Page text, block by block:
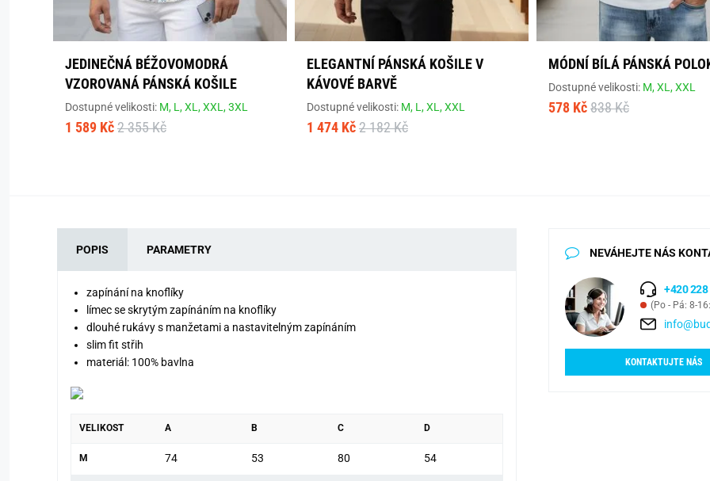
JEDINEČNÁ BÉŽOVOMODRÁ
VZOROVANÁ PÁNSKÁ KOŠILE
Dostupné velikosti: M, L,XL,XXL,3XL
1 589 Kč 2 355 Kč
ELEGANTNÍ PÁNSKÁ KOŠILE V
KÁVOVÉ BARVĚ
Dostupné velikosti: M, L,XL,XXL
1 474 Kč 2 182 Kč
MÓDNÍ BÍLÁ PÁNSKÁ
Dostupné velikosti: M,XL,XXL
578 Kč 838 Kč
POPIS PARAMETRY
zapínání na knoflíky
límec se skrytým zapínáním na knoflíky
dlouhé rukávy s manžetami a nastavitelným zapínáním
slim fit střih
materiál: 100% bavlna
VELIKOST A B C D
M 74 53 80 54
NEVÁHEJTE NÁS
+420 228
(Po - Pá: 8-
KONTAKTUJTE NÁS